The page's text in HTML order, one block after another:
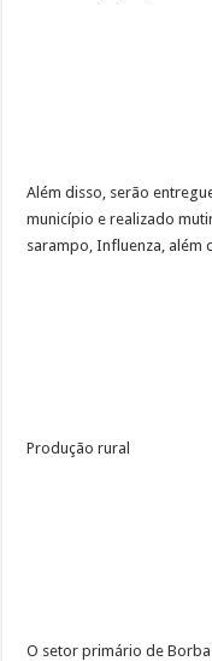
Além disso, serão
município e realizado
sarampo, Influenza, além
Produção rural
O setor primário de